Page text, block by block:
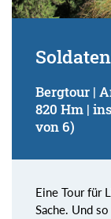
Bergtour |
820 Hm |
von 6)
Eine Tour für
Sache. Und